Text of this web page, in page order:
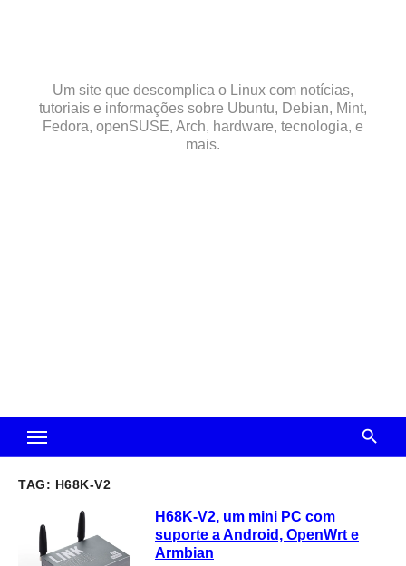
Um site que descomplica o Linux com notícias,
tutoriais e informações sobre Ubuntu, Debian, Mint,
Fedora, openSUSE, Arch, hardware, tecnologia, e
mais.
TAG: H68K-V2
H68K-V2, um mini PC com
suporte a Android, OpenWrt e
Armbian